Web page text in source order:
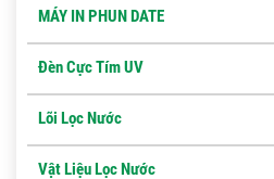
MÁY IN PHUN DATE
Đèn Cực Tím UV
Lõi Lọc Nước
Vật Liệu Lọc Nước